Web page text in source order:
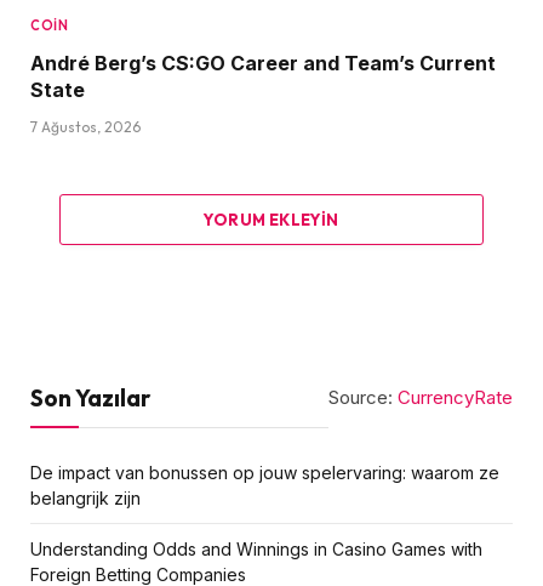
COIN
André Berg’s CS:GO Career and Team’s Current
State
7 Ağustos, 2026
YORUM EKLEYIN
Source: CurrencyRate
Son Yazılar
De impact van bonussen op jouw spelervaring: waarom ze
belangrijk zijn
Understanding Odds and Winnings in Casino Games with
Foreign Betting Companies